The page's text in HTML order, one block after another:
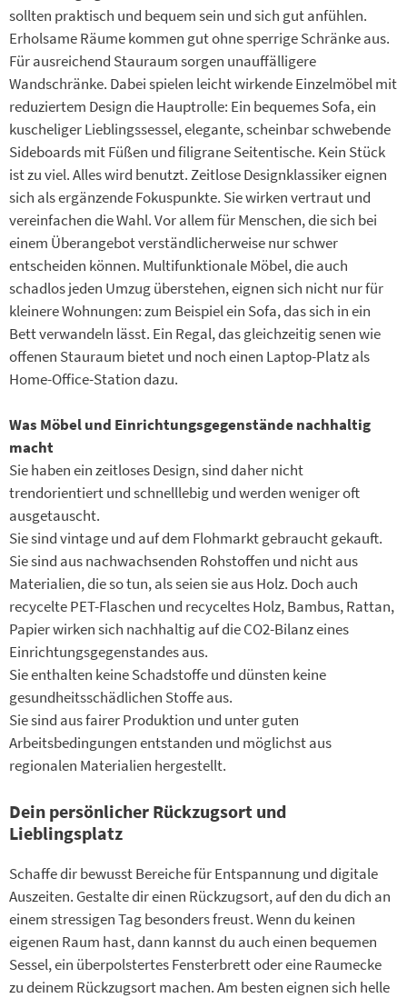
sollten praktisch und bequem sein und sich gut anfühlen.
Erholsame Räume kommen gut ohne sperrige Schränke aus.
Für ausreichend Stauraum sorgen unauffälligere
Wandschränke. Dabei spielen leicht wirkende Einzelmöbel mit
reduziertem Design die Hauptrolle: Ein bequemes Sofa, ein
kuscheliger Lieblingssessel, elegante, scheinbar schwebende
Sideboards mit Füßen und filigrane Seitentische. Kein Stück
ist zu viel. Alles wird benutzt. Zeitlose Designklassiker eignen
sich als ergänzende Fokuspunkte. Sie wirken vertraut und
vereinfachen die Wahl. Vor allem für Menschen, die sich bei
einem Überangebot verständlicherweise nur schwer
entscheiden können. Multifunktionale Möbel, die auch
schadlos jeden Umzug überstehen, eignen sich nicht nur für
kleinere Wohnungen: zum Beispiel ein Sofa, das sich in ein
Bett verwandeln lässt. Ein Regal, das gleichzeitig senen wie
offenen Stauraum bietet und noch einen Laptop-Platz als
Home-Office-Station dazu.
Was Möbel und Einrichtungs­gegenstände nachhaltig
macht
Sie haben ein zeitloses Design, sind daher nicht
trendorientiert und schnelllebig und werden weniger oft
ausgetauscht.
Sie sind vintage und auf dem Flohmarkt gebraucht gekauft.
Sie sind aus nachwachsenden Rohstoffen und nicht aus
Materialien, die so tun, als seien sie aus Holz. Doch auch
recycelte PET-Flaschen und recyceltes Holz, Bambus, Rattan,
Papier wirken sich nachhaltig auf die CO2-Bilanz eines
Einrichtungsgegenstandes aus.
Sie enthalten keine Schadstoffe und dünsten keine
gesundheitsschädlichen Stoffe aus.
Sie sind aus fairer Produktion und unter guten
Arbeitsbedingungen entstanden und möglichst aus
regionalen Materialien hergestellt.
Dein persönlicher Rückzugsort und
Lieblingsplatz
Schaffe dir bewusst Bereiche für Entspannung und digitale
Auszeiten. Gestalte dir einen Rückzugsort, auf den du dich an
einem stressigen Tag besonders freust. Wenn du keinen
eigenen Raum hast, dann kannst du auch einen bequemen
Sessel, ein überpolstertes Fensterbrett oder eine Raumecke
zu deinem Rückzugsort machen. Am besten eignen sich helle